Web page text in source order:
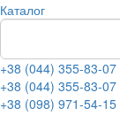
Каталог
+38 (044) 355-83-07
+38 (044) 355-83-07
+38 (098) 971-54-15